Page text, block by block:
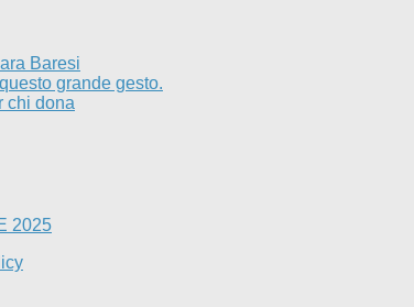
Baresi
grande gesto.
chi dona
2025